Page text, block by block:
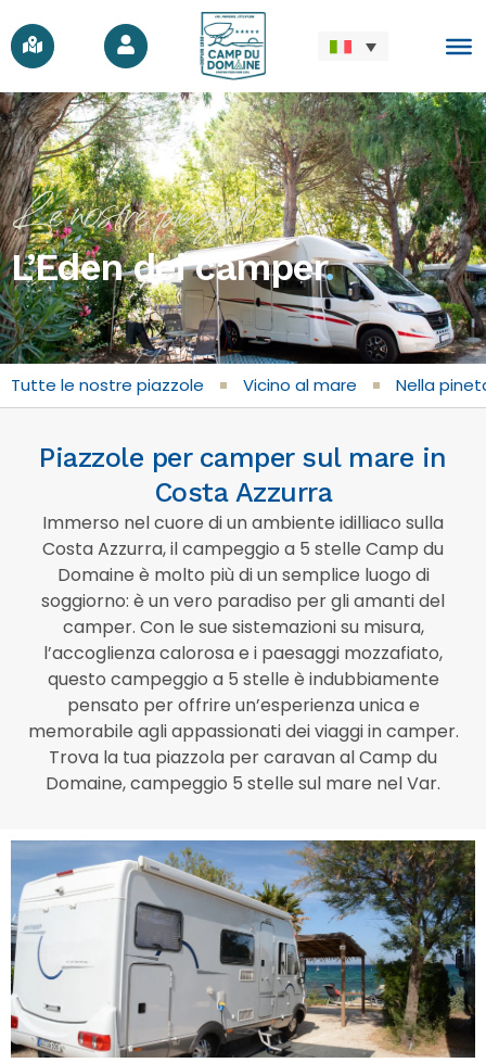
Le nostre piazzole
L’Eden dei camper.
Tutte le nostre piazzole Vicino al mare Nella
Piazzole per camper sul mare in
Costa Azzurra
Immerso nel cuore di un ambiente idilliaco sulla
Costa Azzurra, il campeggio a 5 stelle Camp du
Domaine è molto più di un semplice luogo di
soggiorno: è un vero paradiso per gli amanti del
camper. Con le sue sistemazioni su misura,
l’accoglienza calorosa e i paesaggi mozzafiato,
questo campeggio a 5 stelle è indubbiamente
pensato per offrire un’esperienza unica e
memorabile agli appassionati dei viaggi in camper.
Trova la tua piazzola per caravan al Camp du
Domaine, campeggio 5 stelle sul mare nel Var.